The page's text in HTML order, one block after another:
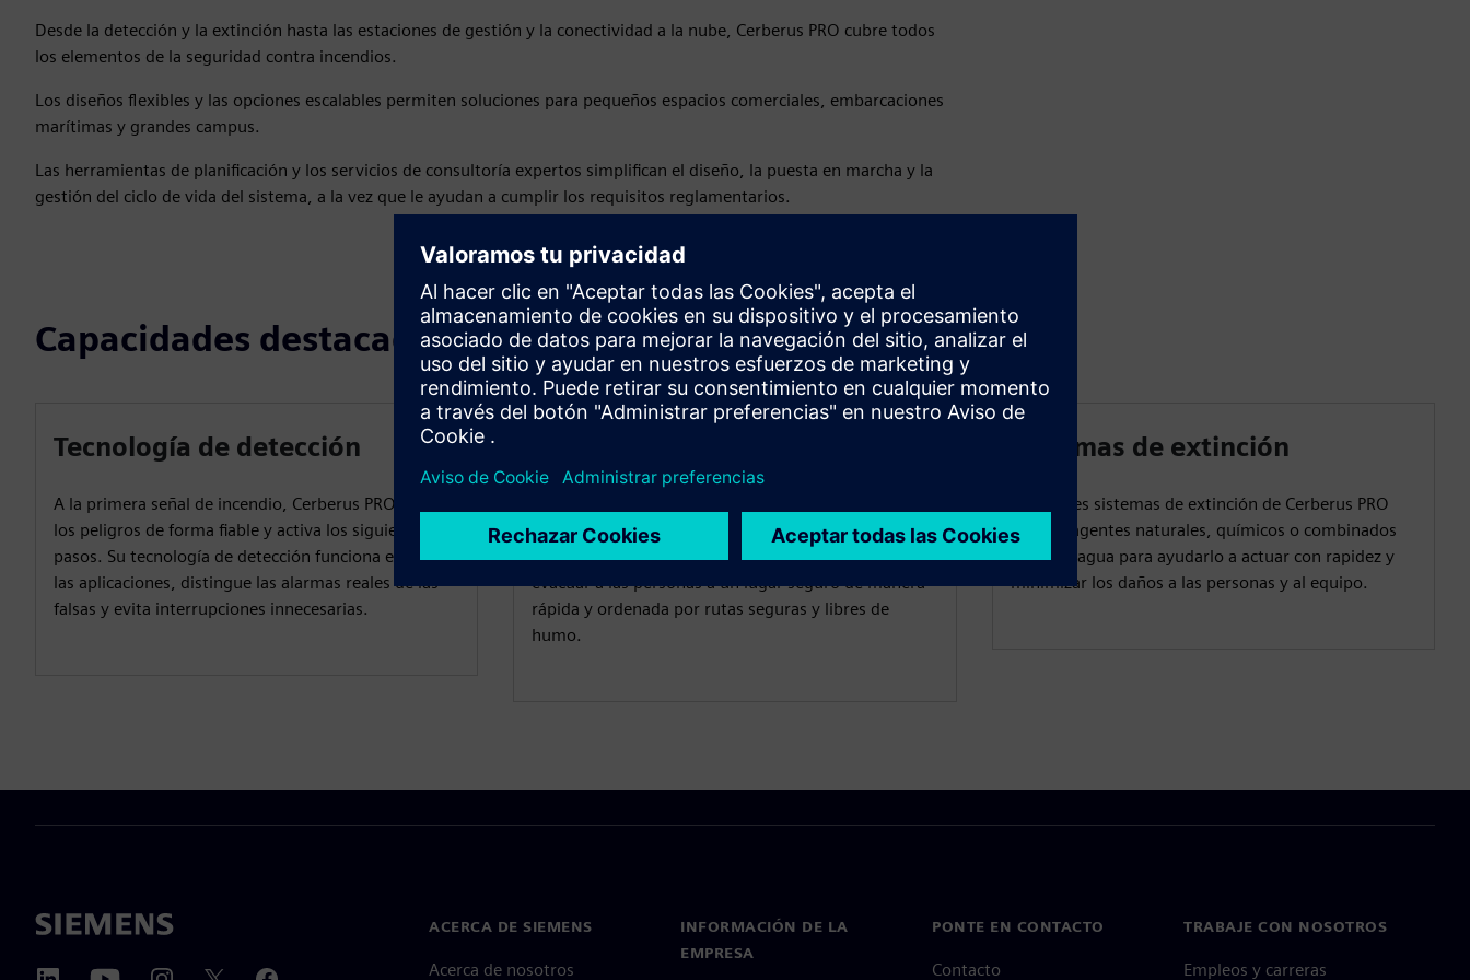
Desde la detección y la extinción hasta las estaciones de gestión y la conectividad a la nube, Cerberus PRO cubre todos
los elementos de la seguridad contra incendios.
Los diseños flexibles y las opciones escalables permiten soluciones para pequeños espacios comerciales, embarcaciones
marítimas y grandes campus.
Las herramientas de planificación y los servicios de consultoría expertos simplifican el diseño, la puesta en marcha y la
gestión del ciclo de vida del sistema, a la vez que le ayudan a cumplir los requisitos reglamentarios.
Capacidades destacadas
Tecnología de detección
A la primera señal de incendio, Cerberus PRO detecta
los peligros de forma fiable y activa los siguientes
pasos. Su tecnología de detección funciona en todas
las aplicaciones, distingue las alarmas reales de las
falsas y evita interrupciones innecesarias.
visuales garantiza que todos se den cuenta. Cuando
suena la alarma, nuestras soluciones ayudan a
evacuar a las personas a un lugar seguro de manera
rápida y ordenada por rutas seguras y libres de
humo.
Sistemas de extinción
Los fiables sistemas de extinción de Cerberus PRO
utilizan agentes naturales, químicos o combinados
de gas y agua para ayudarlo a actuar con rapidez y
minimizar los daños a las personas y al equipo.
ACERCA DE SIEMENS
Acerca de nosotros
INFORMACIÓN DE LA
EMPRESA
PONTE EN CONTACTO
Contacto
TRABAJE CON NOSOTROS
Empleos y carreras